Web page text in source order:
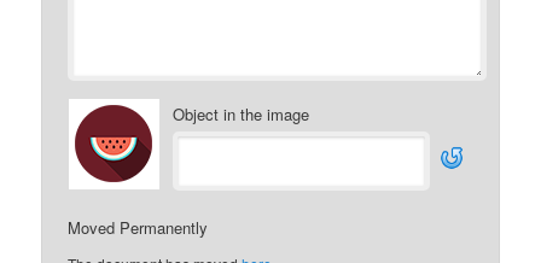
Object in the image
Moved Permanently